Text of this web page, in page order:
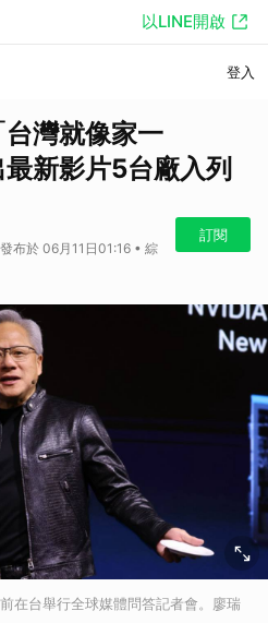
以LINE開啟
登入
灣就像家一
新影片5台廠入列
布於 06月11日01:16 • 綜
訂閱
在台舉行全球媒體問答記者會。廖瑞